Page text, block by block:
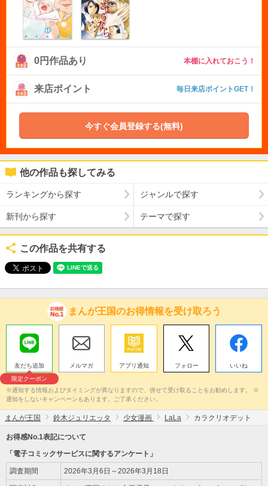
0円作品あり 本棚に入れておこう！
来店ポイント 毎日来店ポイントGET！
今すぐ会員登録する(無料)
他の作品も探してみる
ランキングから探す ジャンルで探す
新刊から探す テーマで探す
この作品を共有する
まんが王国のお得情報を受け取ろう
友だち追加
限定クーポン
メルマガ アプリ通知 フォロー いいね
※通知する情報およびタイミングが異なりますので、併せて受け取ることをお勧めします。 ※
通知をしないキャンペーンもあります。ご了承ください。
まんが王国 鈴木ジュリエッタ 少女漫画 LaLa カラクリオデット
お得感No.1表記について
「電子コミックサービスに関するアンケート」
調査期間 2026年3月6日～2026年3月18日